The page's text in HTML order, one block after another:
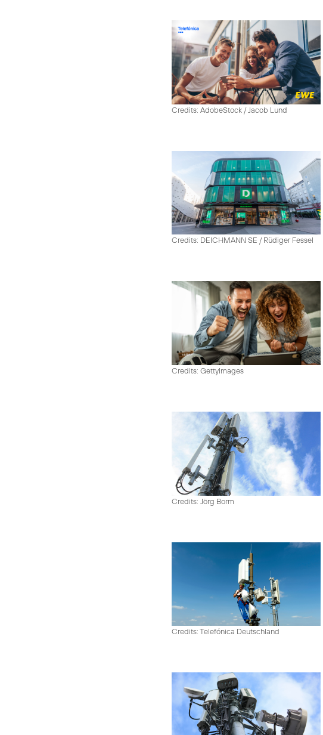
Credits: AdobeStock / Jacob Lund
Credits: DEICHMANN SE / Rüdiger Fessel
Credits: GettyImages
Credits: Jörg Borm
Credits: Telefónica Deutschland